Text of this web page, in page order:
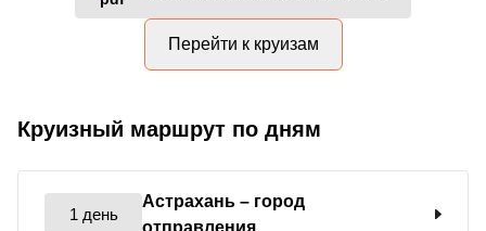
Перейти к круизам
Круизный маршрут по дням
1 день
Астрахань – город
отправления